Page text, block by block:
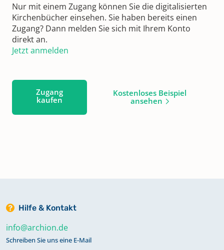
Nur mit einem Zugang können Sie die digitalisierten
Kirchenbücher einsehen. Sie haben bereits einen
Zugang? Dann melden Sie sich mit Ihrem Konto
direkt an.
Jetzt anmelden
Zugang
kaufen
Kostenloses Beispiel
ansehen
Hilfe & Kontakt
info@archion.de
Schreiben Sie uns eine E-Mail